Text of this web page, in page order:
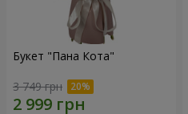
Букет "Пана Кота"
3 749 грн